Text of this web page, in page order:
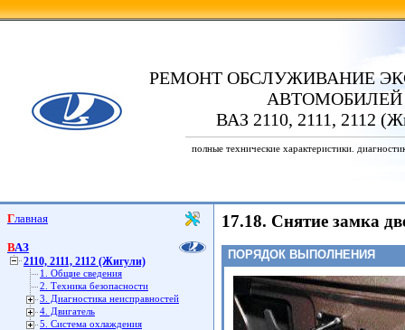
РЕМОНТ ОБСЛУЖИВАНИЕ
АВТОМОБИЛЕЙ
ВАЗ 2110, 2111, 2112
полные технические характеристики.
Главная
ВАЗ
2110, 2111, 2112 (Жигули)
1. Общие сведения
2. Техника безопасности
3. Диагностика неисправностей
4. Двигатель
5. Система охлаждения
17.18. Снятие замка
ПОРЯДОК ВЫПОЛНЕНИЯ